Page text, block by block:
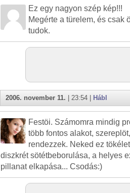
Ez egy nagyon szép kép!!!
Megérte a türelem, és csak
tudok.
2006. november 11. | 23:54 | Hábl
Festöi. Számomra mindig
több fontos alakot,
rendezzek. Neked ez
diszkrét sötétbeborulása, a helyes
pillanat elkapása... Csodás:)